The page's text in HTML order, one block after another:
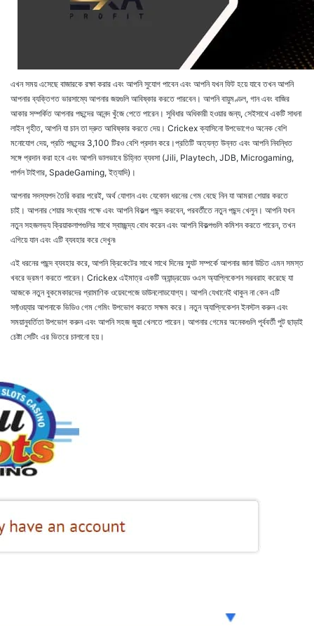
এখন সময় এসেছে বাজারকে রক্ষা করার এবং আপনি সুযোগ পাবেন এবং আপনি যখন ফিট হয়ে যাবে তখন আপনি
আপনার ব্যক্তিগত ভারসাম্যে আপনার জয়গুলি আবিষ্কার করতে পারবেন। আপনি বায়ুমণ্ডল, গান এবং বাজির
আকার সম্পর্কিত আপনার পছন্দের আনন্দ খুঁজে পেতে পারেন। সুবিধার অধিকারী হওয়ার জন্য, সেইসাথে একটি সাধনা
লাইন গৃহীত, আপনি যা চান তা দ্রুত আবিষ্কার করতে দেয়। Crickex ক্যাসিনো উপভোগেও অনেক বেশি
মনোযোগ দেয়, প্রতি পছন্দের 3,100 টিরও বেশি প্রদান করে।প্রতিটি অত্যন্ত উন্নত এবং আপনি নিবন্ধিত
সঙ্গে প্রদান করা হবে এবং আপনি ভালভাবে চিহ্নিত ব্যবসা (Jili, Playtech, JDB, Microgaming,
পার্পল টাইগার, SpadeGaming, ইত্যাদি)।
আপনার সদস্যপদ তৈরি করার পরেই, অর্থ যোগান এবং যেকোন ধরনের গেম বেছে নিন যা আমরা শেয়ার করতে
চাই। আপনার শেয়ার সংখ্যার পক্ষে এবং আপনি বিকল্প পছন্দ করবেন, পরবর্তীতে নতুন পছন্দ খেলুন। আপনি যখন
নতুন সহজলভ্য ক্রিয়াকলাপগুলির সাথে স্বাচ্ছন্দ্য বোধ করেন এবং আপনি বিকল্পগুলি কমিশন করতে পারেন, তখন
এগিয়ে যান এবং এটি ব্যবহার করে দেখুন৷
এই ধরনের পছন্দ ব্যবহার করে, আপনি ক্রিকেটের সাথে সাথে দিনের স্যুট সম্পর্কে আপনার জানা উচিত এমন সমস্ত
খবরে ভ্রমণ করতে পারেন। Crickex এইমাত্র একটি অ্যান্ড্রয়েড ওএস অ্যাপ্লিকেশন সরবরাহ করেছে যা
আজকে নতুন বুকমেকারদের প্রামাণিক ওয়েবপেজে ডাউনলোডযোগ্য। আপনি যেখানেই থাকুন না কেন এটি
সফ্টওয়্যার আপনাকে ভিডিও গেম গেমিং উপভোগ করতে সক্ষম করে। নতুন অ্যাপ্লিকেশন ইনস্টল করুন এবং
সময়ানুবর্তিতা উপভোগ করুন এবং আপনি সহজ জুয়া খেলতে পারেন। আপনার গেমের অনেকগুলি পূর্ববর্তী পুট ছাড়াই
চেষ্টা সেটিং এর ভিতরে চালানো হয়।